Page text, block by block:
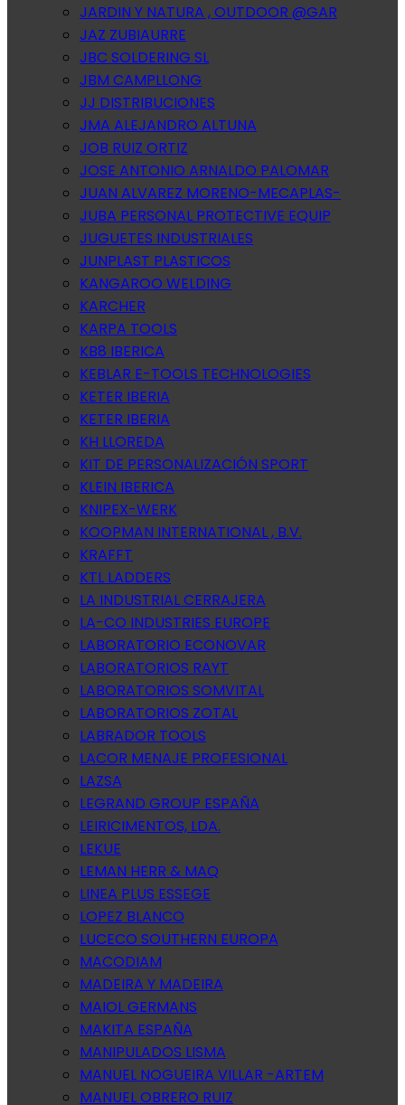
JARDIN Y NATURA , OUTDOOR @GAR
JAZ ZUBIAURRE
JBC SOLDERING SL
JBM CAMPLLONG
JJ DISTRIBUCIONES
JMA ALEJANDRO ALTUNA
JOB RUIZ ORTIZ
JOSE ANTONIO ARNALDO PALOMAR
JUAN ALVAREZ MORENO-MECAPLAS-
JUBA PERSONAL PROTECTIVE EQUIP
JUGUETES INDUSTRIALES
JUNPLAST PLASTICOS
KANGAROO WELDING
KARCHER
KARPA TOOLS
KB8 IBERICA
KEBLAR E-TOOLS TECHNOLOGIES
KETER IBERIA
KETER IBERIA
KH LLOREDA
KIT DE PERSONALIZACIÓN SPORT
KLEIN IBERICA
KNIPEX-WERK
KOOPMAN INTERNATIONAL , B.V.
KRAFFT
KTL LADDERS
LA INDUSTRIAL CERRAJERA
LA-CO INDUSTRIES EUROPE
LABORATORIO ECONOVAR
LABORATORIOS RAYT
LABORATORIOS SOMVITAL
LABORATORIOS ZOTAL
LABRADOR TOOLS
LACOR MENAJE PROFESIONAL
LAZSA
LEGRAND GROUP ESPAÑA
LEIRICIMENTOS, LDA.
LEKUE
LEMAN HERR & MAQ
LINEA PLUS ESSEGE
LOPEZ BLANCO
LUCECO SOUTHERN EUROPA
MACODIAM
MADEIRA Y MADEIRA
MAIOL GERMANS
MAKITA ESPAÑA
MANIPULADOS LISMA
MANUEL NOGUEIRA VILLAR -ARTEM
MANUEL OBRERO RUIZ